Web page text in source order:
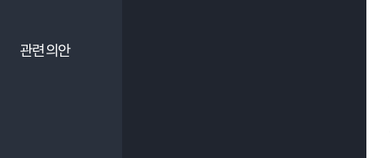
관련 의안